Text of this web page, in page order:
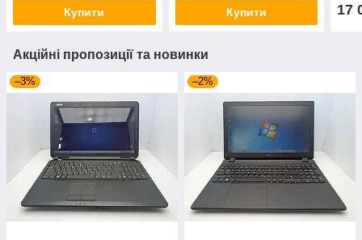
Купити Купити 17
Акційні пропозиції та новинки
–3% –2%